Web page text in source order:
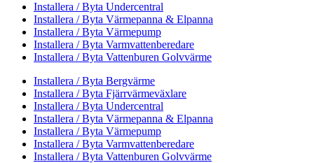
Installera / Byta Undercentral
Installera / Byta Värmepanna & Elpanna
Installera / Byta Värmepump
Installera / Byta Varmvattenberedare
Installera / Byta Vattenburen Golvvärme
Installera / Byta Bergvärme
Installera / Byta Fjärrvärmeväxlare
Installera / Byta Undercentral
Installera / Byta Värmepanna & Elpanna
Installera / Byta Värmepump
Installera / Byta Varmvattenberedare
Installera / Byta Vattenburen Golvvärme